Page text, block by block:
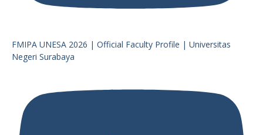
FMIPA UNESA 2026 | Official Faculty Profile | Universitas
Negeri Surabaya